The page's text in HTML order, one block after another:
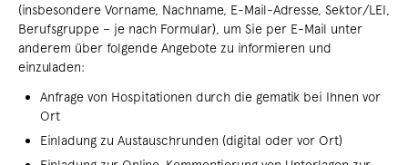
(insbesondere Vorname, Nachname, E-Mail-Adresse, Sektor/LEI,
Berufsgruppe – je nach Formular), um Sie per E-Mail unter
anderem über folgende Angebote zu informieren und
einzuladen:
Anfrage von Hospitationen durch die gematik bei Ihnen vor
Ort
Einladung zu Austauschrunden (digital oder vor Ort)